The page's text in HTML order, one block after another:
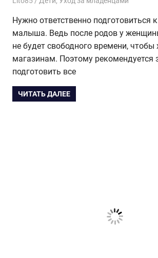
Нужно ответственно подготовиться
малыша. Ведь после родов у
не будет свободного времени, чтобы
магазинам. Поэтому рекомендуется
подготовить все
ЧИТАТЬ ДАЛЕЕ